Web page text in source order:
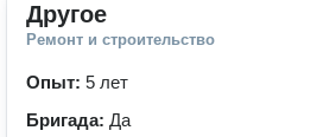
Другое
Ремонт и строительство
Опыт: 5 лет
Бригада: Да